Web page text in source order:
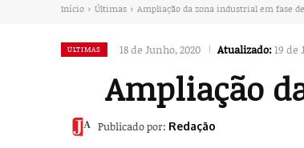
Início Últimas Ampliação da zona industrial em fase
ÚLTIMAS 18 de Junho, 2020 Atualizado:19 de
Ampliação
Publicado por: Redação